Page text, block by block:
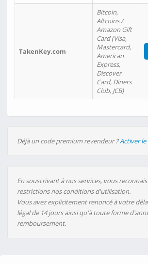
TakenKey.com
Bitcoin,
Altcoins /
Amazon Gift
Card (Visa,
Mastercard,
American
Express,
Discover
Card, Diners
Club, JCB)
Déjà un code premium revendeur ?Activer
En souscrivant à nos services, vous
restrictions nos conditions d'utilisation.
Vous avez explicitement renoncé à votre
légal de 14 jours ainsi qu'à toute forme
remboursement.